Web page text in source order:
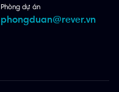
Phòng dự án
phongduan@rever.vn